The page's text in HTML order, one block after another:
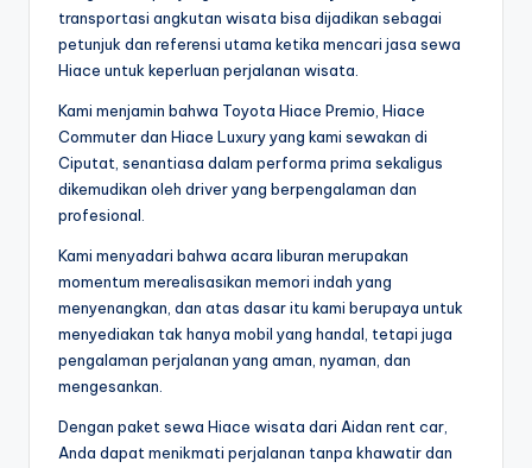
transportasi angkutan wisata bisa dijadikan sebagai
petunjuk dan referensi utama ketika mencari jasa sewa
Hiace untuk keperluan perjalanan wisata.
Kami menjamin bahwa Toyota Hiace Premio, Hiace
Commuter dan Hiace Luxury yang kami sewakan di
Ciputat, senantiasa dalam performa prima sekaligus
dikemudikan oleh driver yang berpengalaman dan
profesional.
Kami menyadari bahwa acara liburan merupakan
momentum merealisasikan memori indah yang
menyenangkan, dan atas dasar itu kami berupaya untuk
menyediakan tak hanya mobil yang handal, tetapi juga
pengalaman perjalanan yang aman, nyaman, dan
mengesankan.
Dengan paket sewa Hiace wisata dari Aidan rent car,
Anda dapat menikmati perjalanan tanpa khawatir dan